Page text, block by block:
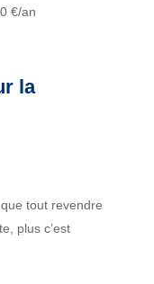
€/an
la
tout revendre
plus c’est